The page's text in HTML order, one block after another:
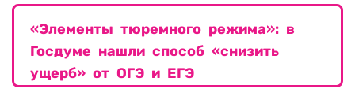
«Элементы тюремного режима»: в
Госдуме нашли способ «снизить
ущерб» от ОГЭ и ЕГЭ